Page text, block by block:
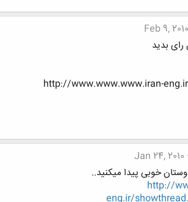
Feb 9, 2010
بدید
http://www.www.www.iran-
Jan 24, 2010
خوبی پیدا میکنید..
http://
eng.ir/